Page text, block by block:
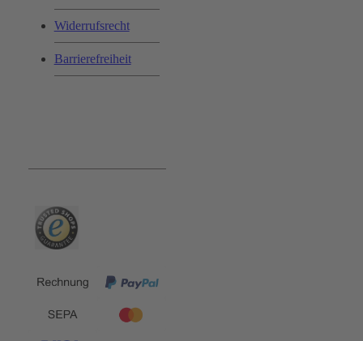
Widerrufsrecht
Barrierefreiheit